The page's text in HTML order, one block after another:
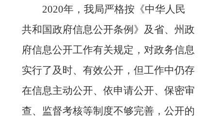
2020年，我局严格按《中华人民
共和国政府信息公开条例》及省、州政
府信息公开工作有关规定，对政务信息
实行了及时、有效公开，但工作中仍存
在信息主动公开、依申请公开、保密审
查、监督考核等制度不够完善，公开的